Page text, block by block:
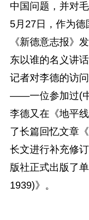
中国问题，并对
5月27日，作为
《新德意志报》
东以谁的名义讲
记者对李德的访
——一位参加过(中
李德又在《地平
了长篇回忆文章
长文进行补充修
版社正式出版了
1939)》。